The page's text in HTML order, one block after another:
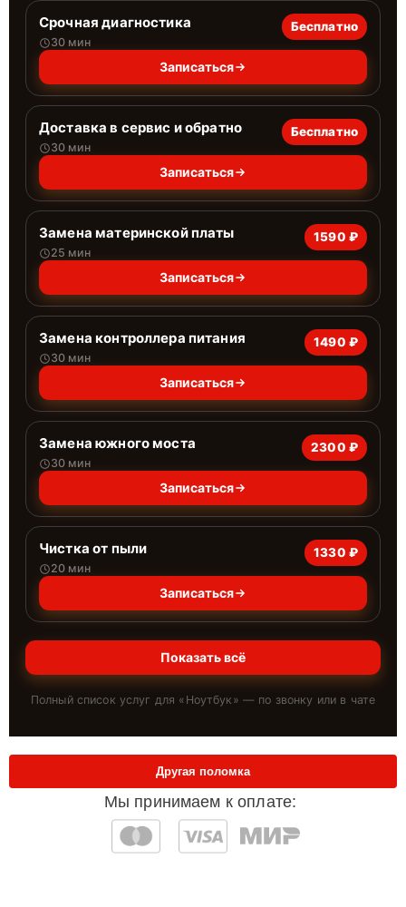
Срочная диагностика
30 мин
Бесплатно
Записаться
Доставка в сервис и обратно
30 мин
Бесплатно
Записаться
Замена материнской платы
25 мин
1590 ₽
Записаться
Замена контроллера питания
30 мин
1490 ₽
Записаться
Замена южного моста
30 мин
2300 ₽
Записаться
Чистка от пыли
20 мин
1330 ₽
Записаться
Показать всё
Полный список услуг для « Ноутбук » — по звонку или в чате
Мы принимаем к оплате:
Другая поломка